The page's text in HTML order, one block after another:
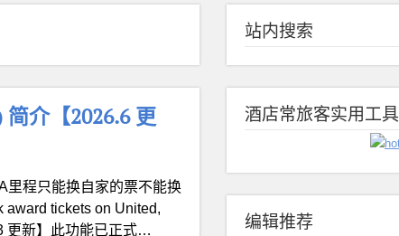
介【2026.6 更
里程只能换自家的票不能换
award tickets on United,
更新】此功能已正式…
站内搜索
酒店常旅客实用工具
编辑推荐